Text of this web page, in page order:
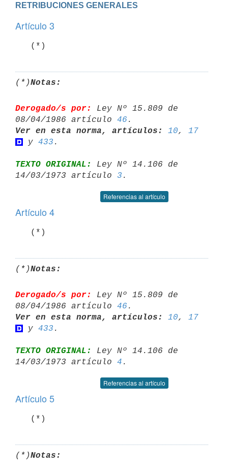
RETRIBUCIONES GENERALES
Artículo 3
(*)Notas:
Derogado/s por:
Ley Nº 15.809 de
08/04/1986 artículo 46
Ver en esta norma, artículos:
10, 17
y 433
TEXTO ORIGINAL:
Ley Nº 14.106 de
14/03/1973 artículo 3
Referencias al artículo
Artículo 4
(*)Notas:
Derogado/s por:
Ley Nº 15.809 de
08/04/1986 artículo 46
Ver en esta norma, artículos:
10, 17
y 433
TEXTO ORIGINAL:
Ley Nº 14.106 de
14/03/1973 artículo 4
Referencias al artículo
Artículo 5
(*)Notas: